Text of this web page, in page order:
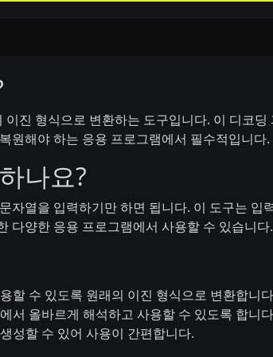
진 형식으로 변환하는 도구입니다. 이 디코
원해야 하는 응용 프로그램에서 필수적입니다.
나요?
자열을 입력하기만 하면 됩니다. 이 도구는 입
다양한 응용 프로그램에서 사용할 수 있습니다.
할 수 있도록 원래의 이진 형식으로 변환합니
서 올바르게 해석하고 사용할 수 있도록 합니
성할 수 있어 사용이 간편합니다.